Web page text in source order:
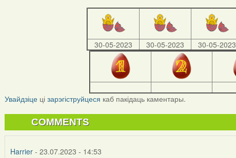
30-05-2023 30-05-2023 30-05-2023
Увайдзіце цізарэгіструйцеся каб пакідаць каментары.
COMMENTS
Harrier - 23.07.2023 - 14:53